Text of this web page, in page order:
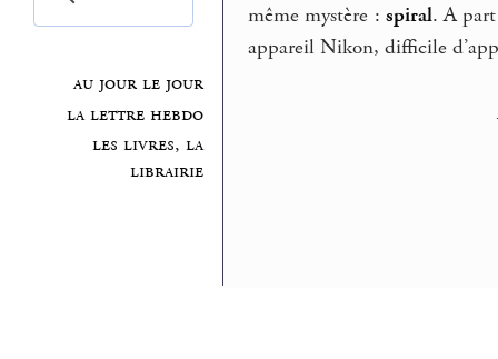
au jour le jour
la lettre hebdo
les livres, la
librairie
même mystère : spiral. A
appareil Nikon, difficile